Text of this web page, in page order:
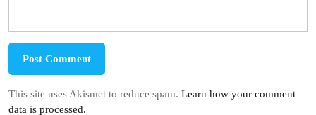
This site uses Akismet to reduce spam. Learn how your comment
data is processed.